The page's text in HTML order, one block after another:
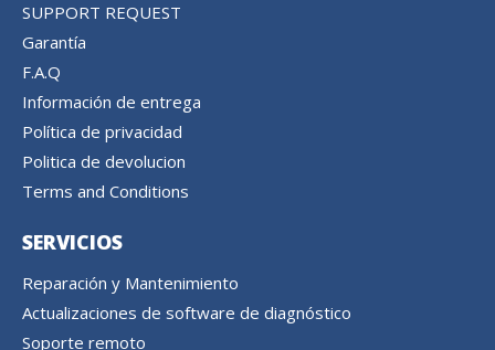
SUPPORT REQUEST
Garantía
F.A.Q
Información de entrega
Política de privacidad
Politica de devolucion
Terms and Conditions
SERVICIOS
Reparación y Mantenimiento
Actualizaciones de software de diagnóstico
Soporte remoto